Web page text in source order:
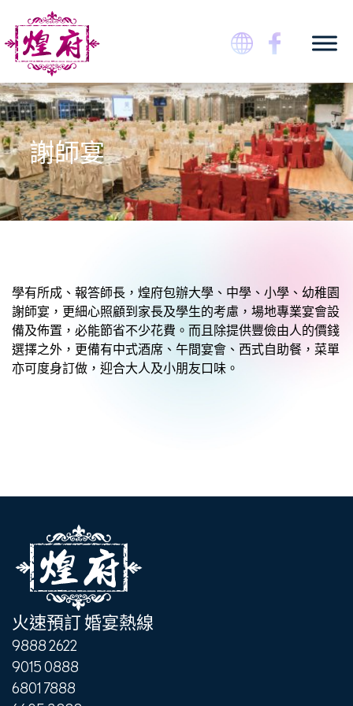
content
煌府婚宴專門店
謝師宴
學有所成、報答師長，煌府包辦大學、中學、小學、幼稚園
謝師宴，更細心照顧到家長及學生的考慮，場地專業宴會設
備及佈置，必能節省不少花費。而且除提供豐儉由人的價錢
選擇之外，更備有中式酒席、午間宴會、西式自助餐，菜單
亦可度身訂做，迎合大人及小朋友口味。
火速預訂 婚宴熱線
9888 2622
9015 0888
6801 7888